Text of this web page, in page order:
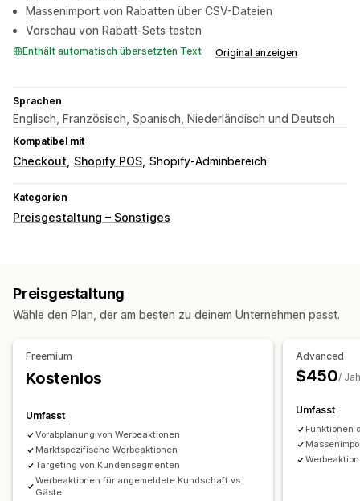
Massenimport von Rabatten über CSV-Dateien
Vorschau von Rabatt-Sets testen
Enthält automatisch übersetzten Text Original anzeigen
Sprachen
Englisch, Französisch, Spanisch, Niederländisch und Deutsch
Kompatibel mit
Checkout Shopify POS Shopify-Adminbereich
Kategorien
Preisgestaltung – Sonstiges
Preisgestaltung
Wähle den Plan, der am besten zu deinem Unternehmen passt.
Freemium
Kostenlos
Umfasst
Vorabplanung von Werbeaktionen
Marktspezifische Werbeaktionen
Targeting von Kundensegmenten
Werbeaktionen für angemeldete Kundschaft vs.
Gäste
Advanced
$450/
Umfasst
Funktionen